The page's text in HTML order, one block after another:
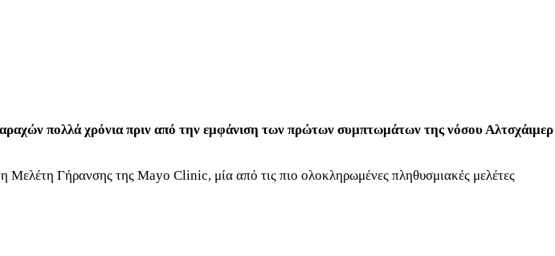
πολλά χρόνια πριν από την εμφάνιση των πρώτων συμπτωμάτων της νόσου Αλτσχάιμερ
Γήρανσης της Mayo Clinic, μία από τις πιο ολοκληρωμένες πληθυσμιακές μελέτες